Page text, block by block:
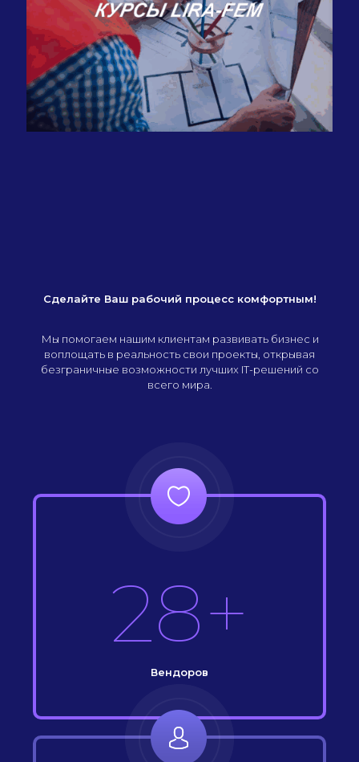
Сделайте Ваш рабочий процесс комфортным!
Мы помогаем нашим клиентам развивать бизнес и
воплощать в реальность свои проекты, открывая
безграничные возможности лучших IT-решений со
всего мира.
28+
Вендоров